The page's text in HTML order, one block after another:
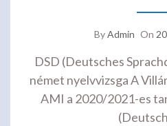
ByAdmin On
DSD (Deutsches
német nyelvvizsga A
AMI a 2020/2021-es